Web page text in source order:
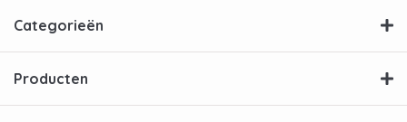
dat ook weer energie. Door het te reinigen
voorkom je dit en bespaar je dus energie.
Met welk product kan je jouw
Categorieën
Producten